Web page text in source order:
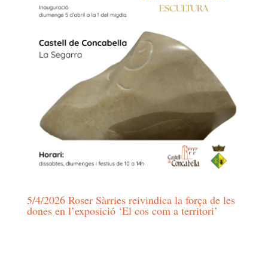
5/4/2026 Roser Sàrries reivindica la força de les
dones en l’exposició ‘El cos com a territori’